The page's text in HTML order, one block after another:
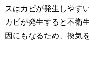
スはカビが発生しやす
カビが発生すると不衛
因にもなるため、換気